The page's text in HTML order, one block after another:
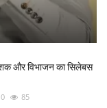
शक और विभाजन का सिलेबस
0 85